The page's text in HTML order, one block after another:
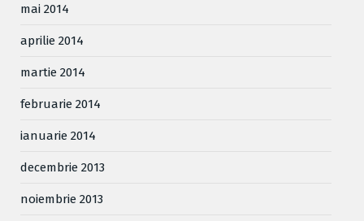
mai 2014
aprilie 2014
martie 2014
februarie 2014
ianuarie 2014
decembrie 2013
noiembrie 2013